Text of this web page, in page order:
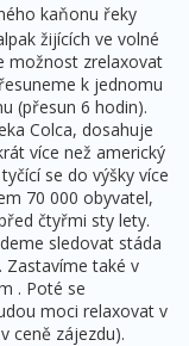
kaňonu řeky
žijících ve volné
možnost zrelaxovat
k jednomu
(přesun 6 hodin).
Colca, dosahuje
více než americký
se do výšky více
70 000 obyvatel,
čtyřmi sty lety.
sledovat stáda
Zastavíme také v
. Poté se
moci relaxovat v
ceně zájezdu).